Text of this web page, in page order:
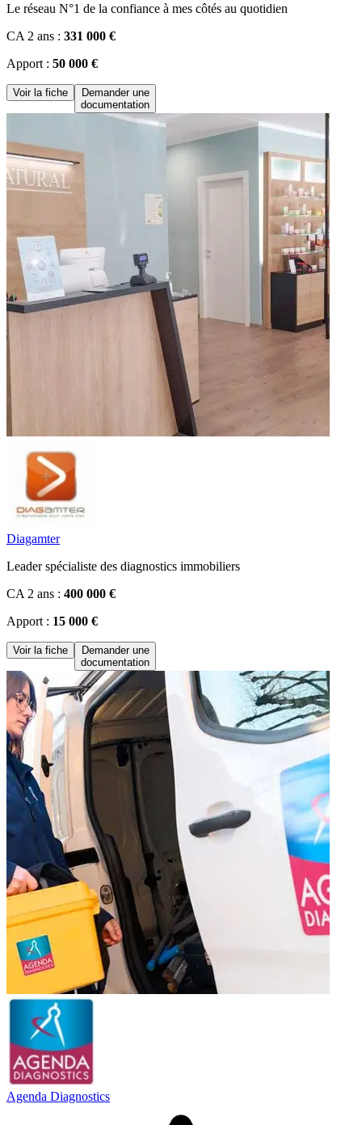
Le réseau N°1 de la confiance à mes côtés au quotidien
CA 2 ans : 331 000 €
Apport : 50 000 €
Voir la fiche
Demander une
documentation
Diagamter
Leader spécialiste des diagnostics immobiliers
CA 2 ans : 400 000 €
Apport : 15 000 €
Voir la fiche
Demander une
documentation
Agenda Diagnostics